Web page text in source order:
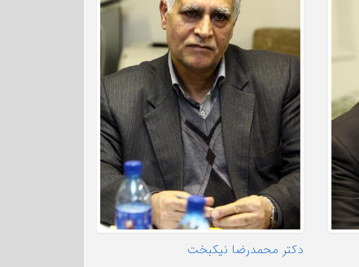
دکتر محمدرضا نیکبخت